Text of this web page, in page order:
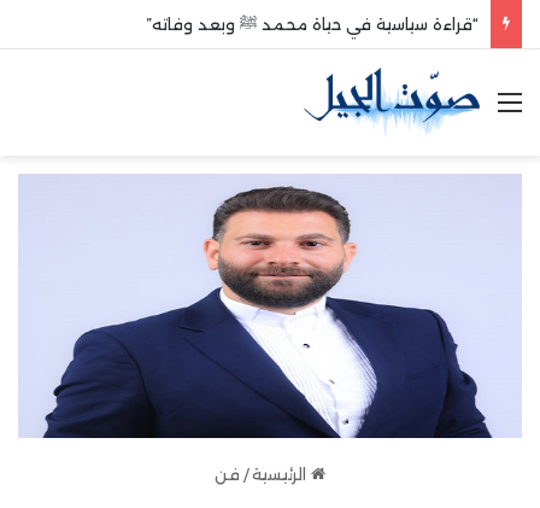
“قراءة سياسية في حياة محمد ﷺ وبعد وفاته”
القائمة
الرئيسية/ فن